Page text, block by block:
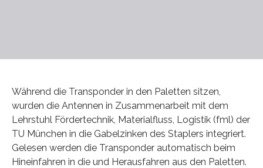
Während die Transponder in den Paletten sitzen,
wurden die Antennen in Zusammenarbeit mit dem
Lehrstuhl Fördertechnik, Materialfluss, Logistik (fml) der
TU München in die Gabelzinken des Staplers integriert.
Gelesen werden die Transponder automatisch beim
Hineinfahren in die und Herausfahren aus den Paletten.